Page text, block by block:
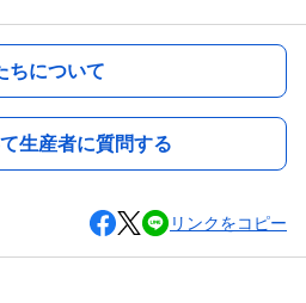
ちについて
生産者に質問する
リンクをコピー